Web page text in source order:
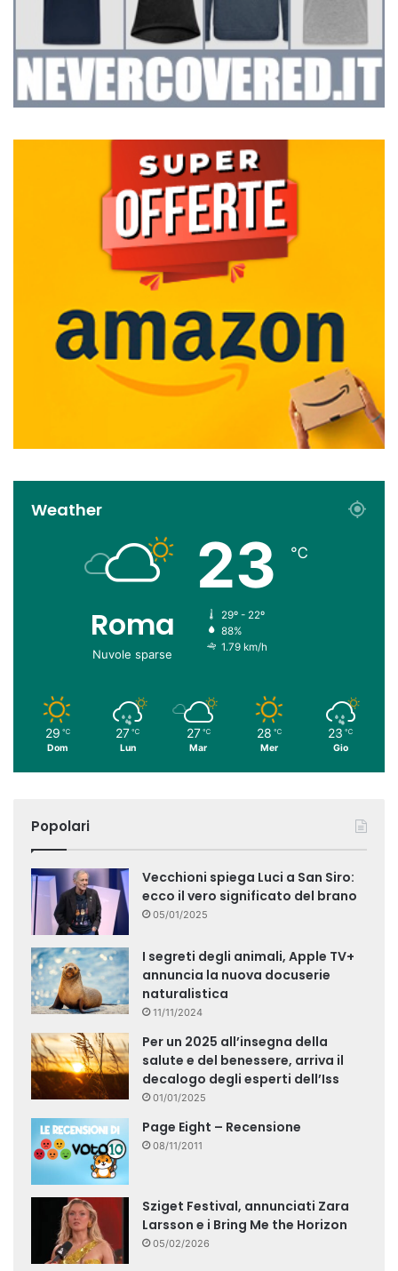
Weather
Roma
Nuvole sparse
23 ℃
29º - 22º
88%
1.79 km/h
29 ℃
Dom
27 ℃
Lun
27 ℃
Mar
28 ℃
Mer
23 ℃
Gio
Popolari
Vecchioni spiega Luci a San Siro:
ecco il vero significato del brano
05/01/2025
I segreti degli animali, Apple TV+
annuncia la nuova docuserie
naturalistica
11/11/2024
Per un 2025 all’insegna della
salute e del benessere, arriva il
decalogo degli esperti dell’Iss
01/01/2025
Page Eight – Recensione
08/11/2011
Sziget Festival, annunciati Zara
Larsson e i Bring Me the Horizon
05/02/2026